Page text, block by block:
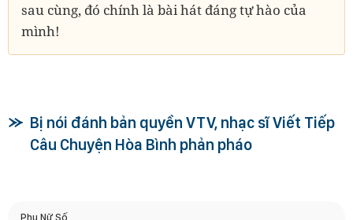
sau cùng, đó chính là bài hát đáng tự hào của
mình!
Bị nói đánh bản quyền VTV, nhạc sĩ Viết Tiếp
Câu Chuyện Hòa Bình phản pháo
Phụ Nữ Số